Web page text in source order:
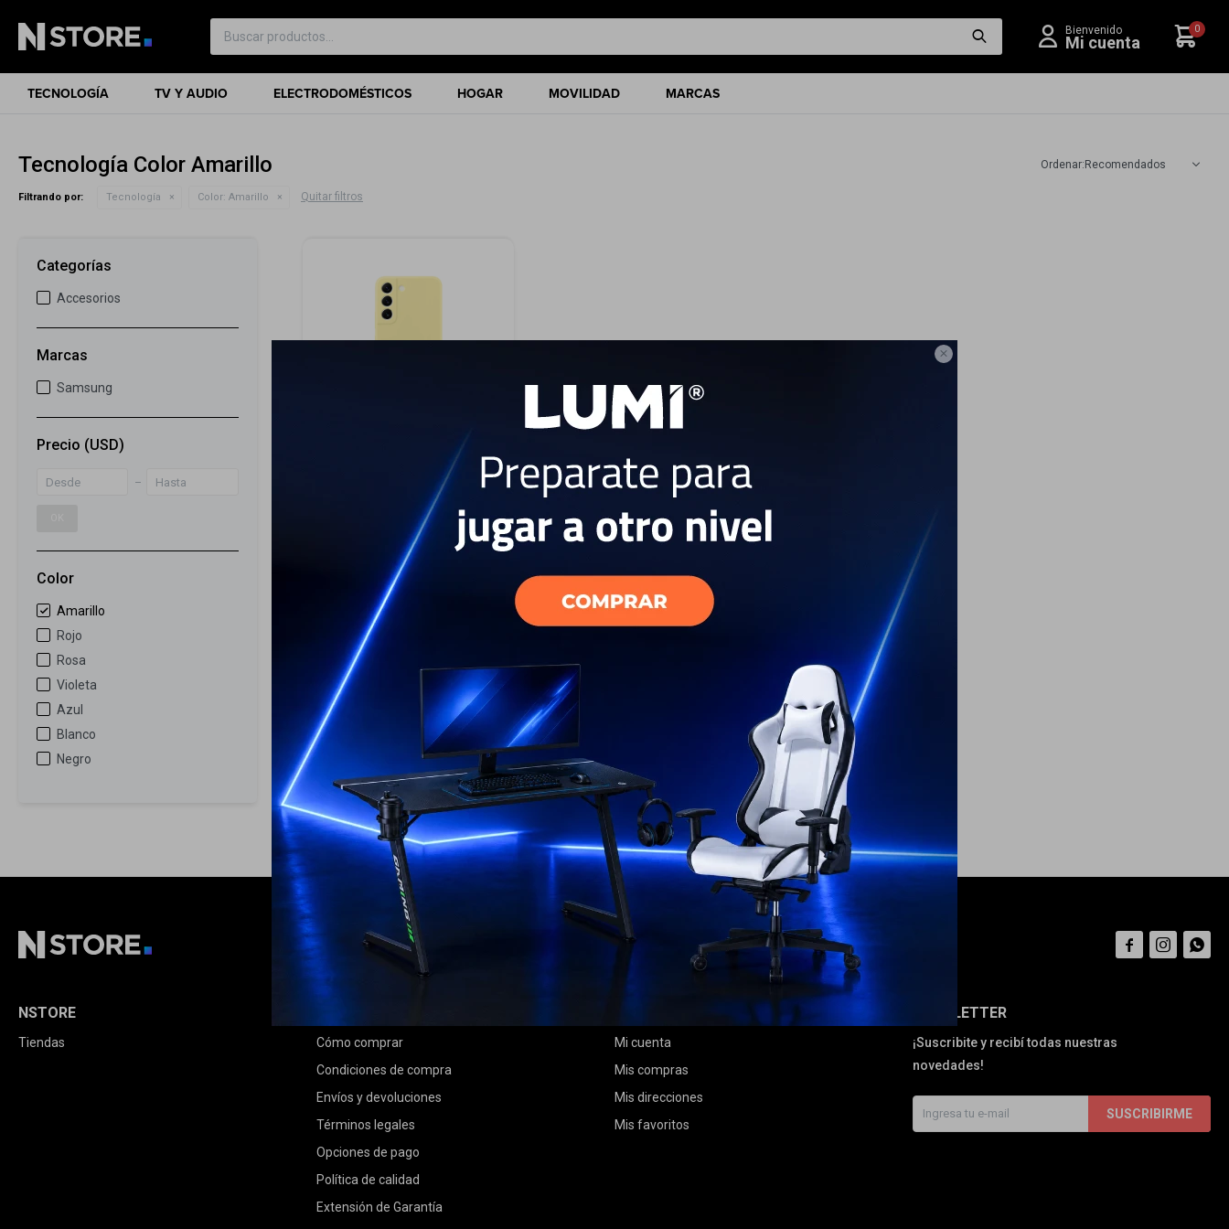

TECNOLOGÍA TV Y AUDIO ELECTRODOMÉSTICOS HOGAR MOVILIDAD MARCAS
0
Tecnología Color Amarillo Recomendados
Filtrando por: Tecnología Color: Amarillo Quitar filtros
Silicone Cover Galaxy S22 -
USD 33
GARANTÍA: 5 DÍAS
ENVÍO A TODO EL PAÍS
Categorías
Accesorios
Marcas
Samsung
Precio (USD)
Color
Amarillo
Rojo
Rosa
Violeta
Azul
Blanco
Negro
NEWSLETTER
¡Suscribite y recibí todas nuestras
novedades!
SUSCRIBIRME
NSTORE
Tiendas
Cómo comprar
Condiciones de compra
Envíos y devoluciones
Términos legales
Opciones de pago
Política de calidad
Extensión de Garantía
Mi cuenta
Mis compras
Mis direcciones
Mis favoritos
  